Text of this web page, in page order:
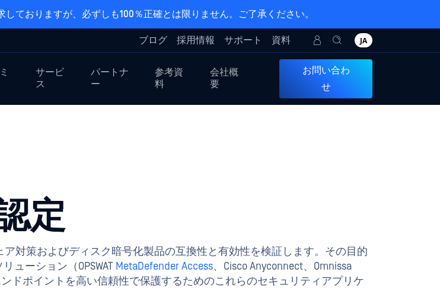
ておりますが、必ずしも100％正確とは限りません。ご了承ください。
ブログ 採用情報 サポート 資料 JA
サービ
ス
パートナ
ー
参考資
料
会社概
要
お問い合わ
せ
定
ア対策およびディスク暗号化製品の互換性と有効性を検証します。その目的
ューション（OPSWAT MetaDefender Access、Cisco Anyconnect、Omnissa
ドポイントを高い信頼性で保護するためのこれらのセキュリティアプリケ